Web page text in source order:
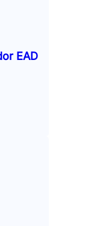
EAD